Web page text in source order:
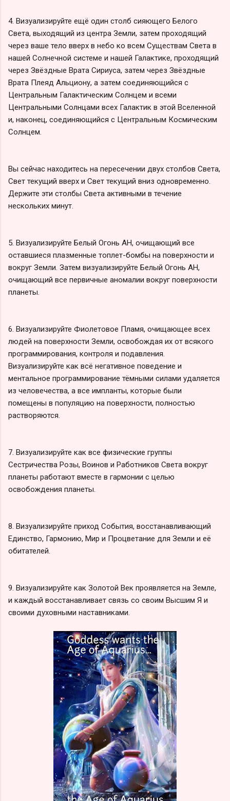
4. Визуализируйте ещё один столб сияющего Белого
Света, выходящий из центра Земли, затем проходящий
через ваше тело вверх в небо ко всем Существам Света в
нашей Солнечной системе и нашей Галактике, проходящий
через Звёздные Врата Сириуса, затем через Звёздные
Врата Плеяд Альциону, а затем соединяющийся с
Центральным Галактическим Солнцем и всеми
Центральными Солнцами всех Галактик в этой Вселенной
и, наконец, соединяющийся с Центральным Космическим
Солнцем.
Вы сейчас находитесь на пересечении двух столбов Света,
Свет текущий вверх и Свет текущий вниз одновременно.
Держите эти столбы Света активными в течение
нескольких минут.
5. Визуализируйте Белый Огонь АН, очищающий все
оставшиеся плазменные топлет-бомбы на поверхности и
вокруг Земли. Затем визуализируйте Белый Огонь АН,
очищающий все первичные аномалии вокруг поверхности
планеты.
6. Визуализируйте Фиолетовое Пламя, очищающее всех
людей на поверхности Земли, освобождая их от всякого
программирования, контроля и подавления.
Визуализируйте как всё негативное поведение и
ментальное программирование тёмными силами удаляется
из человечества, а все импланты, которые были
помещены в популяцию на поверхности, полностью
растворяются.
7. Визуализируйте как все физические группы
Сестричества Розы, Воинов и Работников Света вокруг
планеты работают вместе в гармонии с целью
освобождения планеты.
8. Визуализируйте приход События, восстанавливающий
Единство, Гармонию, Мир и Процветание для Земли и её
обитателей.
9. Визуализируйте как Золотой Век проявляется на Земле,
и каждый восстанавливает связь со своим Высшим Я и
своими духовными наставниками.